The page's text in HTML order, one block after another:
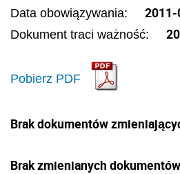
Data obowiązywania: 2011-
Dokument traci ważność:
Pobierz PDF
Brak dokumentów
Brak zmienianych